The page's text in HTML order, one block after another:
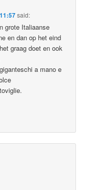
said:
grote Italiaanse
en dan op het eind
graag doet en ook
a mano e